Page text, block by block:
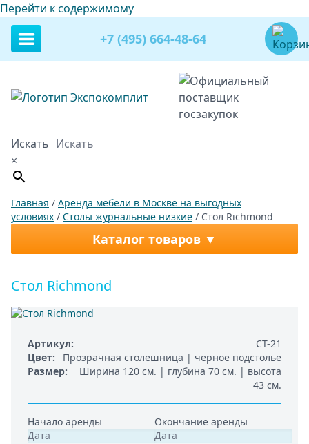
Перейти к содержимому
+7 (495) 664-48-64
Искать
×
Главная / Аренда мебели в Москве на выгодных
условиях / Столы журнальные низкие / Стол Richmond
Каталог товаров
Стол Richmond
Артикул
СТ-21
Цвет
Прозрачная столешница | черное подстолье
Размер
Ширина 120 см. | глубина 70 см. | высота
43 см.
Начало аренды Окончание аренды